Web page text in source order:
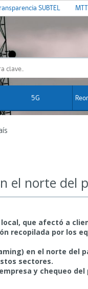
SUBTEL MTT
5G
el norte del
que afectó a
recopilada por los
en el norte del
sectores.
y chequeo del